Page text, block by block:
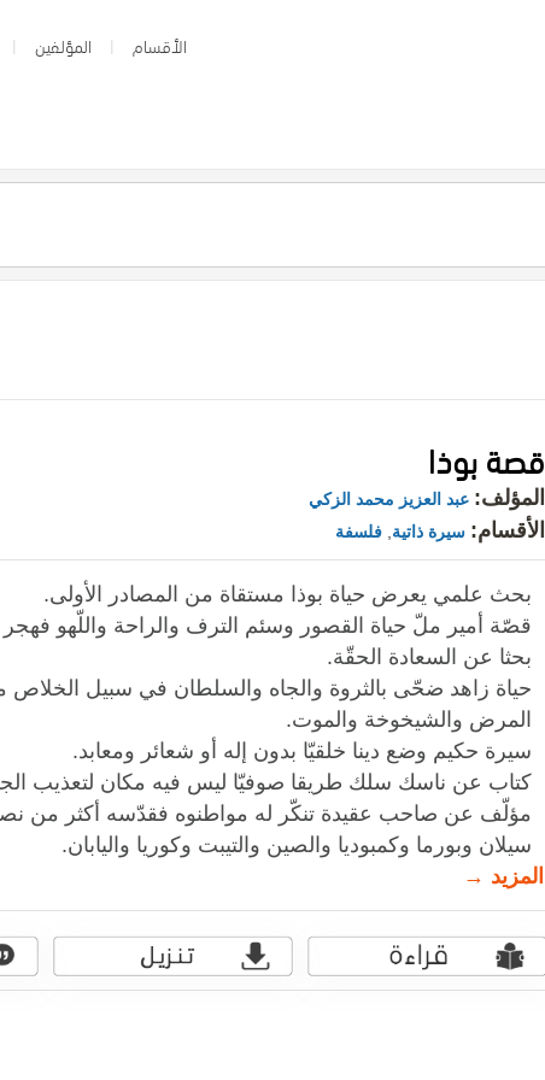
الأقسام المؤلفين
قصة بوذا
المؤلف: عبد العزيز محمد الزكي
الأقسام: سيرة ذاتية فلسفة
بحث علمي يعرض حياة بوذا مستقاة من المصادر الأولى.
قصّة أمير ملّ حياة القصور وسئم الترف والراحة واللّهو فهجر
بحثا عن السعادة الحقّة.
حياة زاهد ضحّى بالثروة والجاه والسلطان في سبيل الخلاص
المرض والشيخوخة والموت.
سيرة حكيم وضع دينا خلقيّا بدون إله أو شعائر ومعابد.
كتاب عن ناسك سلك طريقا صوفيّا ليس فيه مكان لتعذيب
مؤلّف عن صاحب عقيدة تنكّر له مواطنوه فقدّسه أكثر من
سيلان وبورما وكمبوديا والصين والتيبت وكوريا واليابان.
المزيد →